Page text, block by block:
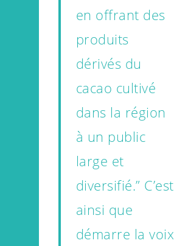
en offrant des
produits
dérivés du
cacao cultivé
dans la région
à un public
large et
diversifié.” C’est
ainsi que
démarre la voix